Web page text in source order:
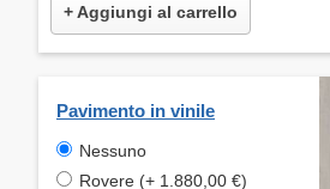
+ Aggiungi al carrello
Pavimento in vinile
Nessuno
Rovere (+ 1.880,00 €)